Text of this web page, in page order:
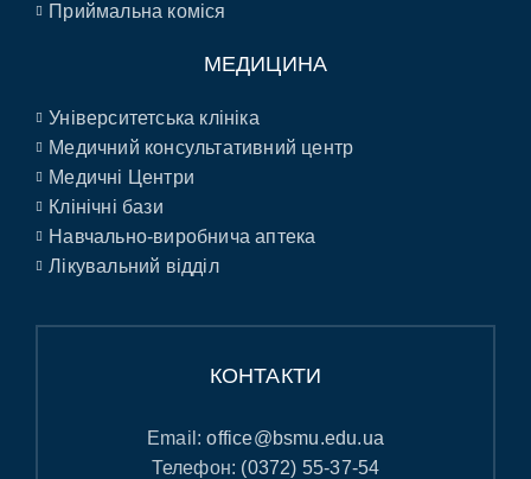
Приймальна коміся
МЕДИЦИНА
Університетська клініка
Медичний консультативний центр
Медичні Центри
Клінічні бази
Навчально-виробнича аптека
Лікувальний відділ
КОНТАКТИ
Email:office@bsmu.edu.ua
Телефон: (0372) 55-37-54